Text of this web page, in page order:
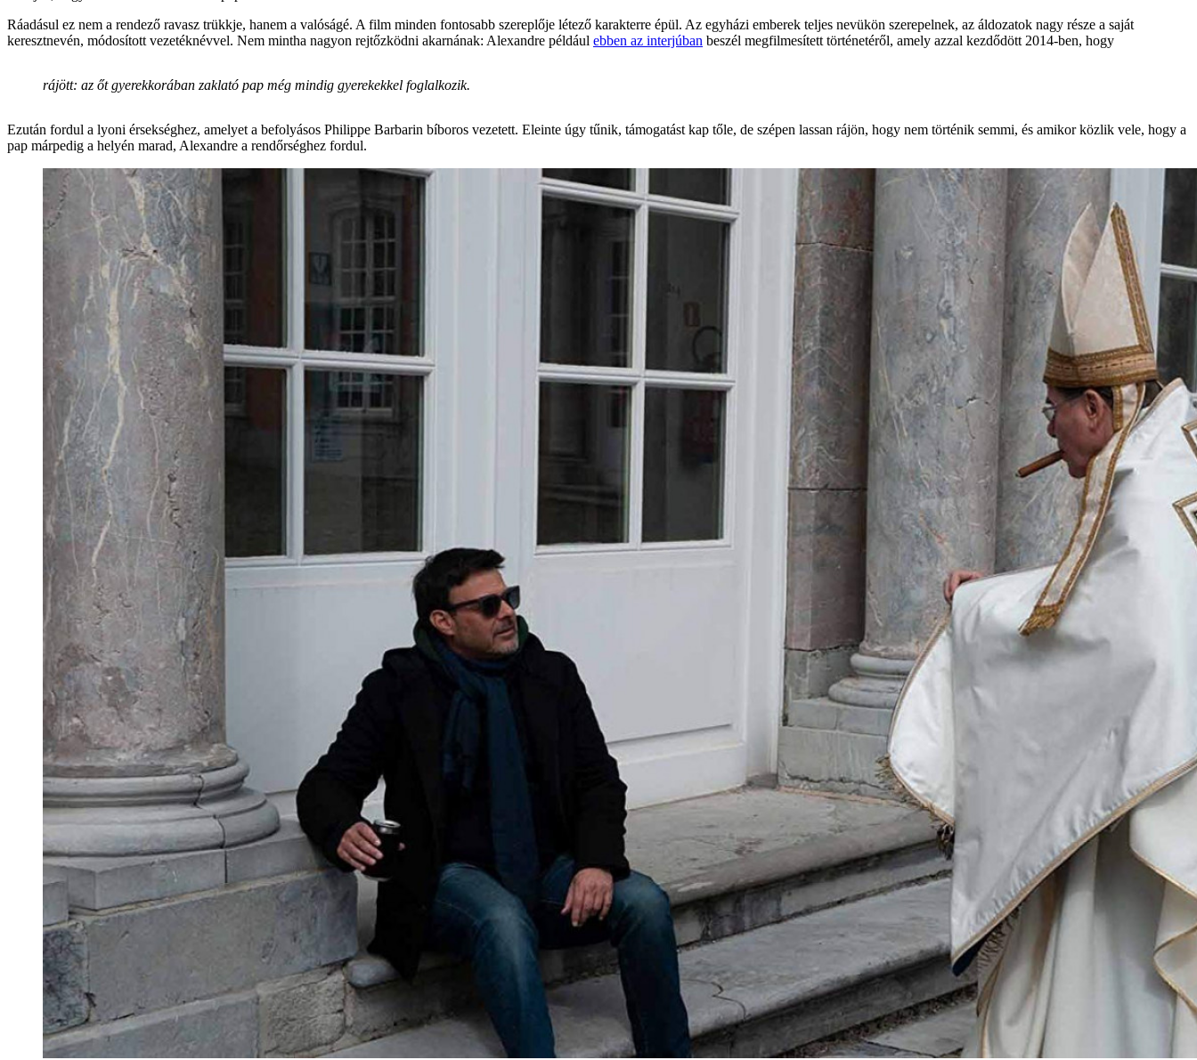
Ráadásul ez nem a rendező ravasz trükkje, hanem a valóságé. A film minden fontosabb szereplője létező karakterre épül. Az egyházi emberek teljes nevükön szerepelnek, az áldozatok nagy része a saját
keresztnevén, módosított vezetéknévvel. Nem mintha nagyon rejtőzködni akarnának: Alexandre például ebben az interjúban beszél megfilmesített történetéről, amely azzal kezdődött 2014-ben, hogy
rájött: az őt gyerekkorában zaklató pap még mindig gyerekekkel foglalkozik.
Ezután fordul a lyoni érsekséghez, amelyet a befolyásos Philippe Barbarin bíboros vezetett. Eleinte úgy tűnik, támogatást kap tőle, de szépen lassan rájön, hogy nem történik semmi, és amikor közlik vele, hogy a
pap márpedig a helyén marad, Alexandre a rendőrséghez fordul.